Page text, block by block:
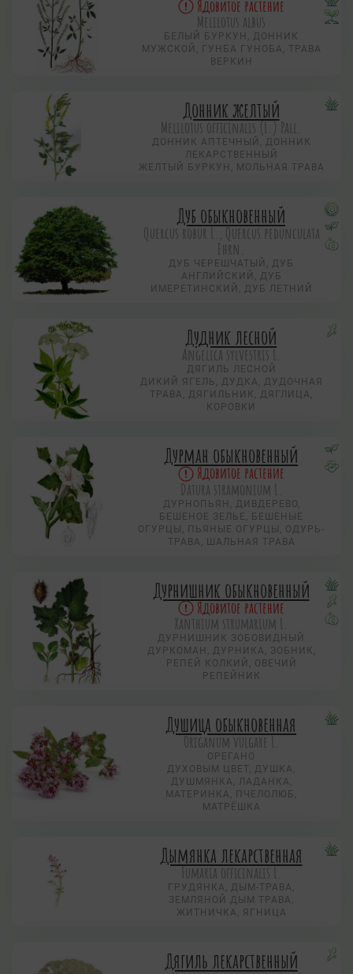
Ядовитое растение
Melilotus albus
БЕЛЫЙ БУРКУН, ДОННИК
МУЖСКОЙ, ГУНБА ГУНОБА, ТРАВА
ВЕРКИН
Донник желтый
Melilotus officinalis (L.) Pall.
ДОННИК АПТЕЧНЫЙ, ДОННИК
ЛЕКАРСТВЕННЫЙ
ЖЕЛТЫЙ БУРКУН, МОЛЬНАЯ ТРАВА
Дуб обыкновенный
Quercus robur L., Quercus pedunculata
Ehrn.
ДУБ ЧЕРЕШЧАТЫЙ, ДУБ
АНГЛИЙСКИЙ, ДУБ
ИМЕРЕТИНСКИЙ, ДУБ ЛЕТНИЙ
Дудник лесной
Angelica sylvestris L.
ДЯГИЛЬ ЛЕСНОЙ
ДИКИЙ ЯГЕЛЬ, ДУДКА, ДУДОЧНАЯ
ТРАВА, ДЯГИЛЬНИК, ДЯГЛИЦА,
КОРОВКИ
Дурман обыкновенный
Ядовитое растение
Datura stramonium L.
ДУРНОПЬЯН, ДИВДЕРЕВО,
БЕШЕНОЕ ЗЕЛЬЕ, БЕШЕНЫЕ
ОГУРЦЫ, ПЬЯНЫЕ ОГУРЦЫ, ОДУРЬ-
ТРАВА, ШАЛЬНАЯ ТРАВА
Дурнишник обыкновенный
Ядовитое растение
Xanthium strumarium L.
ДУРНИШНИК ЗОБОВИДНЫЙ
ДУРКОМАН, ДУРНИКА, ЗОБНИК,
РЕПЕЙ КОЛКИЙ, ОВЕЧИЙ
РЕПЕЙНИК
Душица обыкновенная
Origanum vulgare L.
ОРЕГАНО
ДУХОВЫМ ЦВЕТ, ДУШКА,
ДУШМЯНКА, ЛАДАНКА,
МАТЕРИНКА, ПЧЕЛОЛЮБ,
МАТРЁШКА
Дымянка лекарственная
Fumaria officinalis L.
ГРУДЯНКА, ДЫМ-ТРАВА,
ЗЕМЛЯНОЙ ДЫМ ТРАВА,
ЖИТНИЧКА, ЯГНИЦА
Дягиль лекарственный